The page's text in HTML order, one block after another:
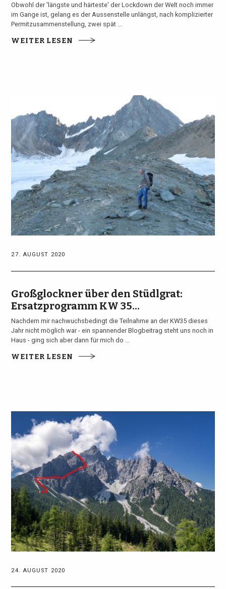
Obwohl der 'längste und härteste' der Lockdown der Welt noch immer
im Gange ist, gelang es der Aussenstelle unlängst, nach komplizierter
Permitzusammenstellung, zwei spät ...
WEITER LESEN
27. AUGUST 2020
Großglockner über den Stüdlgrat:
Ersatzprogramm KW 35...
Nachdem mir nachwuchsbedingt die Teilnahme an der KW35 dieses
Jahr nicht möglich war - ein spannender Blogbeitrag steht uns noch in
Haus - ging sich aber dann für mich do ...
WEITER LESEN
24. AUGUST 2020